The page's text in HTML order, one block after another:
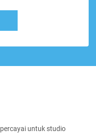
untuk studio